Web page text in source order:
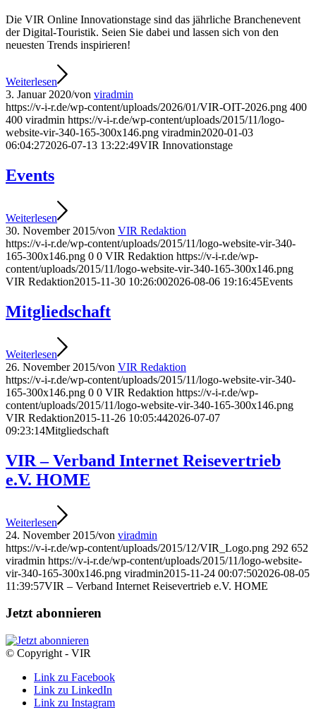
Die VIR Online Innovationstage sind das jährliche Branchenevent
der Digital-Touristik. Seien Sie dabei und lassen sich von den
neuesten Trends inspirieren!
Weiterlesen
3. Januar 2020/von viradmin
https://v-i-r.de/wp-content/uploads/2026/01/VIR-OIT-2026.png 400
400 viradmin https://v-i-r.de/wp-content/uploads/2015/11/logo-
website-vir-340-165-300x146.png viradmin2020-01-03
06:04:272026-07-13 13:22:49VIR Innovationstage
Events
Weiterlesen
30. November 2015/von VIR Redaktion
https://v-i-r.de/wp-content/uploads/2015/11/logo-website-vir-340-
165-300x146.png 0 0 VIR Redaktion https://v-i-r.de/wp-
content/uploads/2015/11/logo-website-vir-340-165-300x146.png
VIR Redaktion2015-11-30 10:26:002026-08-06 19:16:45Events
Mitgliedschaft
Weiterlesen
26. November 2015/von VIR Redaktion
https://v-i-r.de/wp-content/uploads/2015/11/logo-website-vir-340-
165-300x146.png 0 0 VIR Redaktion https://v-i-r.de/wp-
content/uploads/2015/11/logo-website-vir-340-165-300x146.png
VIR Redaktion2015-11-26 10:05:442026-07-07
09:23:14Mitgliedschaft
VIR – Verband Internet Reisevertrieb
e.V. HOME
Weiterlesen
24. November 2015/von viradmin
https://v-i-r.de/wp-content/uploads/2015/12/VIR_Logo.png 292 652
viradmin https://v-i-r.de/wp-content/uploads/2015/11/logo-website-
vir-340-165-300x146.png viradmin2015-11-24 00:07:502026-08-05
11:39:57VIR – Verband Internet Reisevertrieb e.V. HOME
Jetzt abonnieren
© Copyright - VIR
Link zu Facebook
Link zu LinkedIn
Link zu Instagram